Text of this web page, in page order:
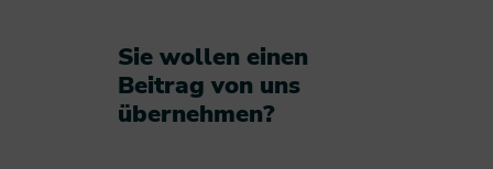
Sie wollen einen
Beitrag von uns
übernehmen?​